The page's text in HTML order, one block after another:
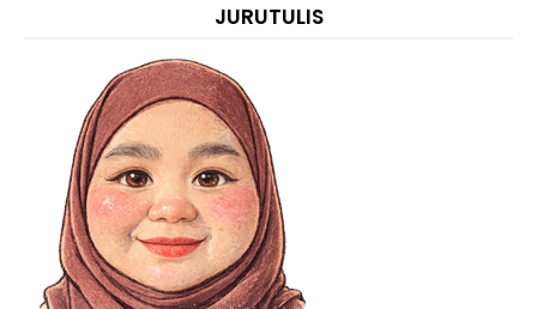
JURUTULIS